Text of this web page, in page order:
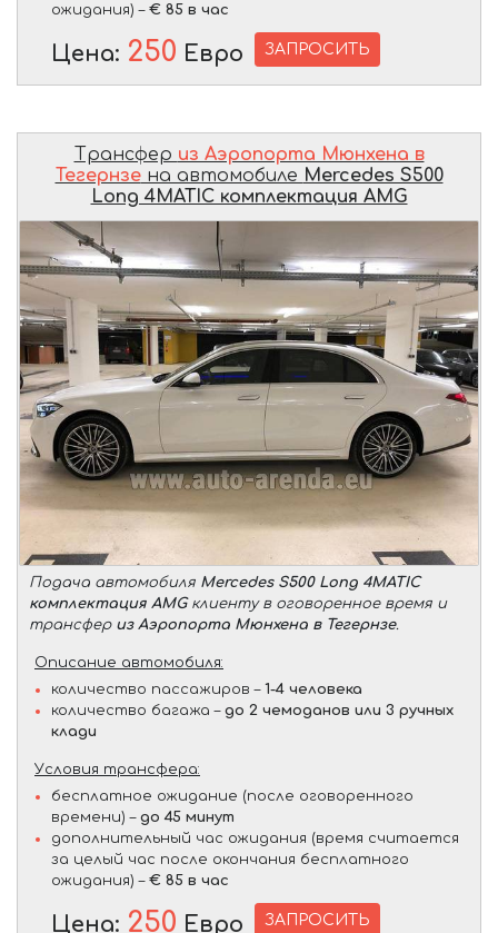
ожидания) – € 85 в час
Цена: 250 Евро ЗАПРОСИТЬ
Трансфер из Аэропорта Мюнхена в
Тегернзена автомобиле Mercedes S500
Long 4MATIC комплектация AMG
Подача автомобиля Mercedes S500 Long 4MATIC
комплектация AMGклиенту в оговоренное время и
трансфер из Аэропорта Мюнхена в Тегернзе.
Описание автомобиля:
количество пассажиров – 1-4 человека
количество багажа – до 2 чемоданов или 3 ручных
клади
Условия трансфера:
бесплатное ожидание (после оговоренного
времени) – до 45 минут
дополнительный час ожидания (время считается
за целый час после окончания бесплатного
ожидания) – € 85 в час
Цена: 250 Евро ЗАПРОСИТЬ